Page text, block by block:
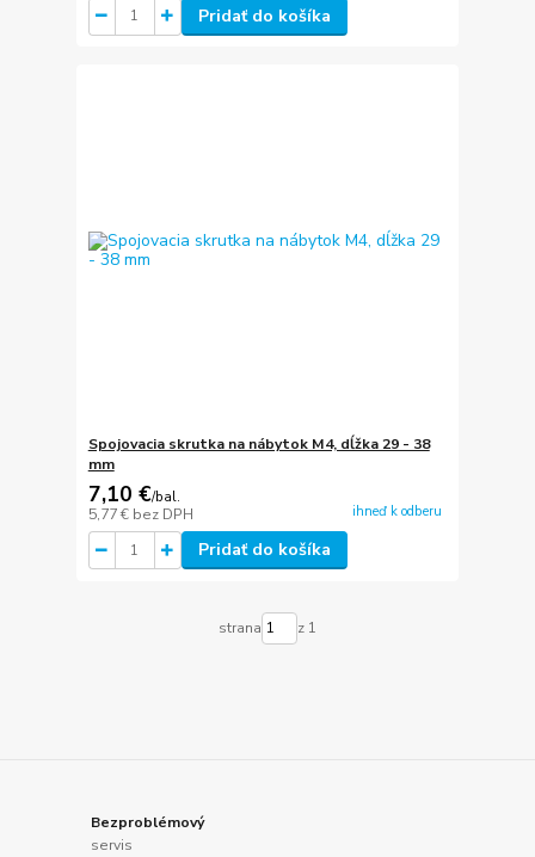
Pridať do košíka
Spojovacia skrutka na nábytok M4, dĺžka 29 - 38
mm
7,10 €/bal.
5,77 € bez DPH ihneď k odberu
Pridať do košíka
strana z 1
Bezproblémový
servis